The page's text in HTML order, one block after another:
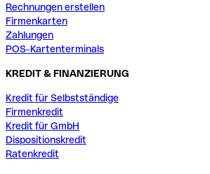
Rechnungen erstellen
Firmenkarten
Zahlungen
POS-Kartenterminals
KREDIT & FINANZIERUNG
Kredit für Selbstständige
Firmenkredit
Kredit für GmbH
Dispositionskredit
Ratenkredit